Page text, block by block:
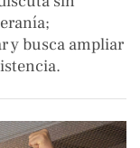
y busca ampliar